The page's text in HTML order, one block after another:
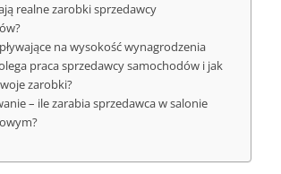
realne zarobki sprzedawcy
na wysokość wynagrodzenia
praca sprzedawcy samochodów i jak
zarobki?
– ile zarabia sprzedawca w salonie